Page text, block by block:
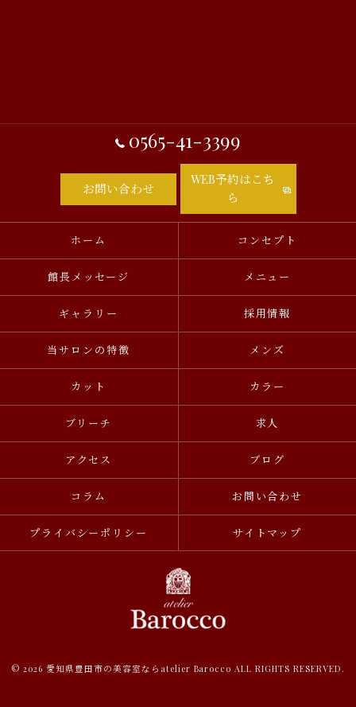
0565-41-3399
お問い合わせ
WEB予約はこち
ら
ホーム コンセプト
館長メッセージ メニュー
ギャラリー 採用情報
当サロンの特徴 メンズ
カット カラー
ブリーチ 求人
アクセス ブログ
コラム お問い合わせ
プライバシーポリシー サイトマップ
© 2026 愛知県豊田市の美容室ならatelier Barocco ALL RIGHTS RESERVED.